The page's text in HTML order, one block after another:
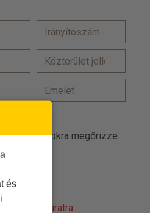
célokra megőrizze.
robot' feliratra.
és